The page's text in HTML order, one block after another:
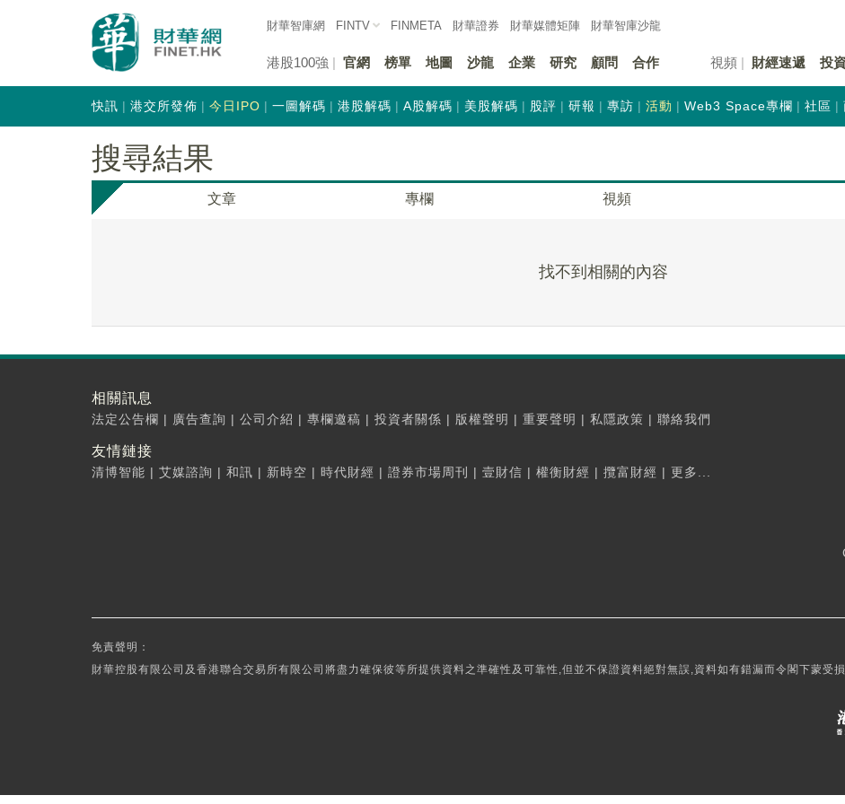
財華智庫網 FINTV FINMETA 財華證券 財華媒體矩陣 財華智庫沙龍
港股100強 官網 榜單 地圖 沙龍 企業 研究 顧問 合作 視頻 財經速遞 投
快訊 港交所發佈 今日IPO 一圖解碼 港股解碼 A股解碼 美股解碼 股評 研報 專訪 活動 Web3 Space專欄 社區
搜尋結果
文章 專欄 視頻
找不到相關的內容
相關訊息
法定公告欄 | 廣告查詢 | 公司介紹 | 專欄邀稿 | 投資者關係 | 版權聲明 | 重要聲明 | 私隱政策 | 聯絡我們
友情鏈接
清博智能 | 艾媒諮詢 | 和訊 | 新時空 | 時代財經 | 證券市場周刊 | 壹財信 | 權衡財經 | 攬富財經 | 更多...
免責聲明：
財華控股有限公司及香港聯合交易所有限公司將盡力確保彼等所提供資料之準確性及可靠性,但並不保證資料絕對無誤,資料如有錯漏而令閣下蒙受